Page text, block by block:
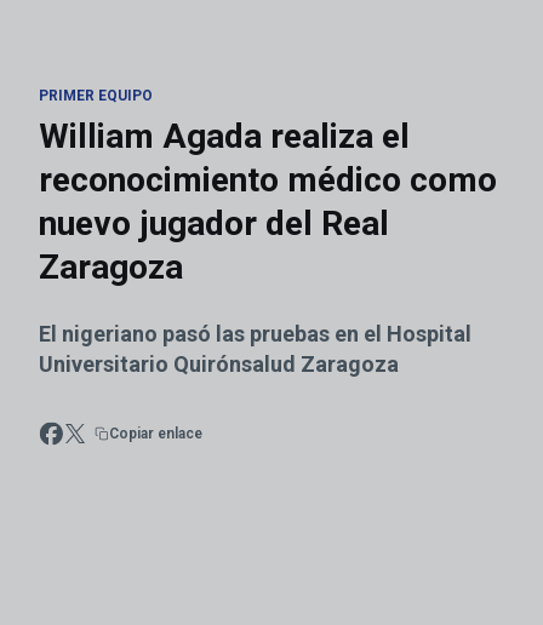
PRIMER EQUIPO
William Agada realiza el
reconocimiento médico como
nuevo jugador del Real
Zaragoza
El nigeriano pasó las pruebas en el Hospital
Universitario Quirónsalud Zaragoza
Copiar enlace